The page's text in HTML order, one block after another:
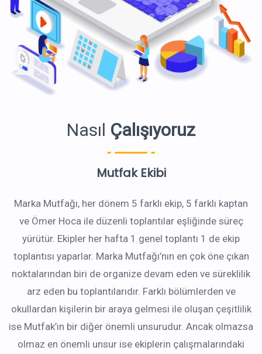
Nasıl Çalışıyoruz
Mutfak Ekibi
Marka Mutfağı, her dönem 5 farklı ekip, 5 farklı kaptan
ve Ömer Hoca ile düzenli toplantılar eşliğinde süreç
yürütür. Ekipler her hafta 1 genel toplantı 1 de ekip
toplantısı yaparlar. Marka Mutfağı’nın en çok öne çıkan
noktalarından biri de organize devam eden ve süreklilik
arz eden bu toplantılarıdır. Farklı bölümlerden ve
okullardan kişilerin bir araya gelmesi ile oluşan çeşitlilik
ise Mutfak’ın bir diğer önemli unsurudur. Ancak olmazsa
olmaz en önemli unsur ise ekiplerin çalışmalarındaki